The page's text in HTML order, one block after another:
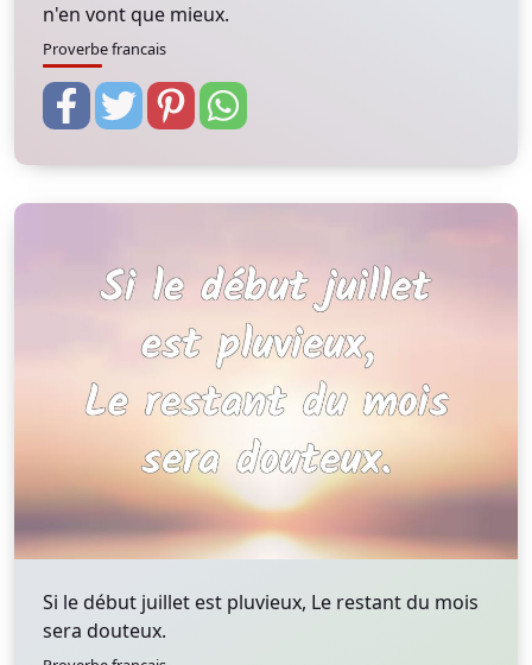
n'en vont que mieux.
Proverbe francais
Si le début juillet est pluvieux, Le restant du mois
sera douteux.